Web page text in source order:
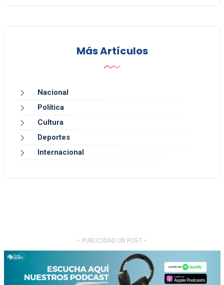
Más Artículos
Nacional
Política
Cultura
Deportes
Internacional
- PUBLICIDAD ON POST -